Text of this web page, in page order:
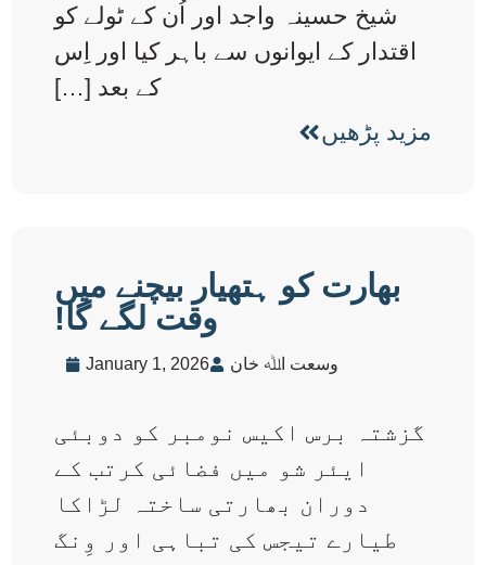
شیخ حسینہ واجد اور اُن کے ٹولے کو
اقتدار کے ایوانوں سے باہر کیا اور اِس
کے بعد […]
مزید پڑھیں
بھارت کو ہتھیار بیچنے میں
وقت لگے گا!
January 1, 2026 وسعت اﷲ خان
گزشتہ برس اکیس نومبر کو دوبئی
ایئر شو میں فضائی کرتب کے
دوران بھارتی ساختہ لڑاکا
طیارے تیجس کی تباہی اور وِنگ